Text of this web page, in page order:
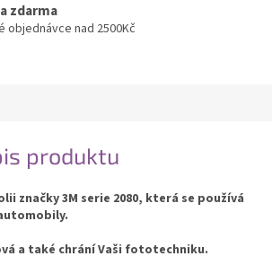
zdarma
objednávce nad 2500Kč
produktu
značky 3M serie 2080, která se používá
a také chrání Vaši fototechniku.